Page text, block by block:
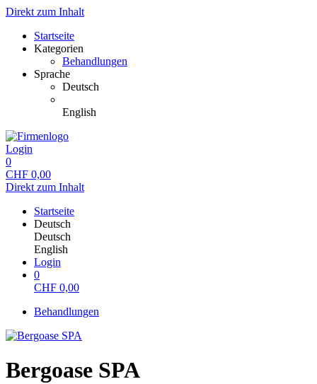
Direkt zum Inhalt
Startseite
Kategorien
Behandlungen
Sprache
Deutsch
English
Login
0
CHF 0,00
Direkt zum Inhalt
Startseite
Deutsch
Deutsch
English
Login
0
CHF 0,00
Behandlungen
Bergoase SPA